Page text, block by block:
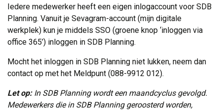
Iedere medewerker heeft een eigen inlogaccount voor SDB
Planning. Vanuit je Sevagram-account (mijn digitale
werkplek) kun je middels SSO (groene knop ‘inloggen via
office 365’) inloggen in SDB Planning.
Mocht het inloggen in SDB Planning niet lukken, neem dan
contact op met het Meldpunt (088-9912 012).
Let op: In SDB Planning wordt een maandcyclus gevolgd.
Medewerkers die in SDB Planning geroosterd worden,